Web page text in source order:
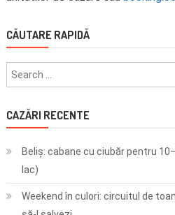
CĂUTARE RAPIDĂ
CAZĂRI RECENTE
Beliș: cabane cu ciubăr pentru
lac)
Weekend în culori: circuitul de